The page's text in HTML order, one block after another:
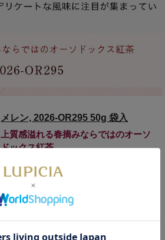
メレン, 2026-OR295 50g 袋入
上質感溢れる春摘みならではのオーソ
ドックス紅茶
数量限定
金芽を含んだ、繊細な甘みが魅力のア
ッサム春摘み紅茶。旬ならではの上質